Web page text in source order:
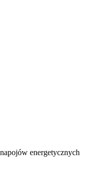
energetycznych